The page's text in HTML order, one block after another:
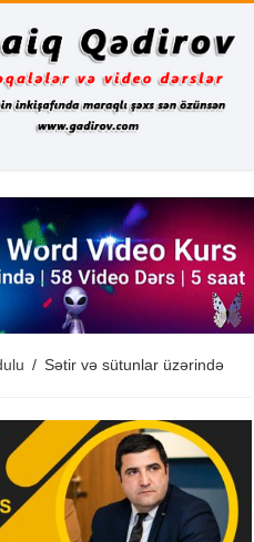
/ Sətir və sütunlar üzərində